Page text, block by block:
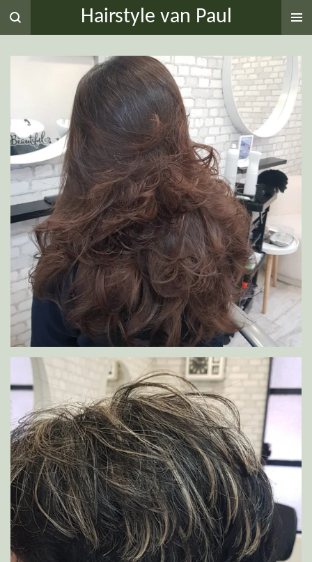
Ga
direct
Hairstyle van Paul